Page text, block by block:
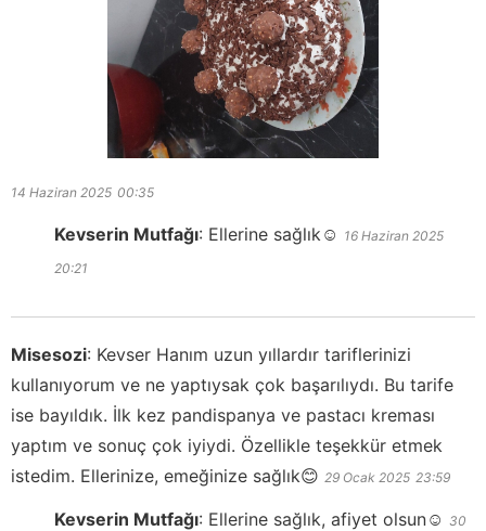
14 Haziran 2025 00:35
Kevserin Mutfağı: Ellerine sağlık☺️ 16 Haziran 2025
20:21
Misesozi: Kevser Hanım uzun yıllardır tariflerinizi
kullanıyorum ve ne yaptıysak çok başarılıydı. Bu tarife
ise bayıldık. İlk kez pandispanya ve pastacı kreması
yaptım ve sonuç çok iyiydi. Özellikle teşekkür etmek
istedim. Ellerinize, emeğinize sağlık😊 29 Ocak 2025 23:59
Kevserin Mutfağı: Ellerine sağlık, afiyet olsun☺️ 30